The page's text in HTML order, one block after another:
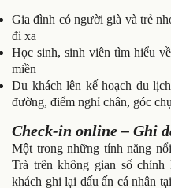
Gia đình có người già và trẻ
đi xa
Học sinh, sinh viên tìm hiểu
miền
Du khách lên kế hoạch du
đường, điểm nghỉ chân, góc
Check-in online – Ghi
Một trong những tính năng
Trà trên không gian số
khách ghi lại dấu ấn cá nhân